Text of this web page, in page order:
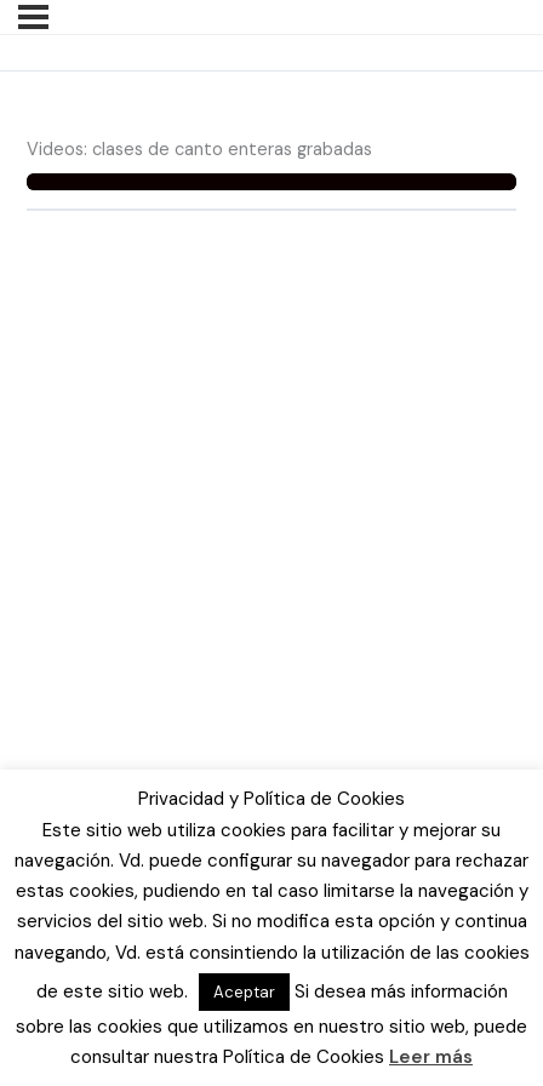
Videos: clases de canto enteras grabadas
Privacidad y Política de Cookies
Este sitio web utiliza cookies para facilitar y mejorar su
navegación. Vd. puede configurar su navegador para rechazar
estas cookies, pudiendo en tal caso limitarse la navegación y
servicios del sitio web. Si no modifica esta opción y continua
navegando, Vd. está consintiendo la utilización de las cookies
de este sitio web.
Aceptar
Si desea más información
sobre las cookies que utilizamos en nuestro sitio web, puede
consultar nuestra Política de Cookies Leer más